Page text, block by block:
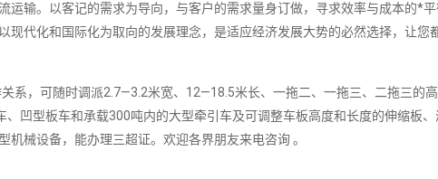
运输。以客记的需求为导向，与客户的需求量身订做，寻求效率与成本的*平
现代化和国际化为取向的发展理念，是适应经济发展大势的必然选择，让您
，可随时调派2.7—3.2米宽、12—18.5米长、一拖二、一拖三、二拖三的高
凹型板车和承载300吨内的大型牵引车及可调整车板高度和长度的伸缩板、
械设备，能办理三超证。欢迎各界朋友来电咨询 。